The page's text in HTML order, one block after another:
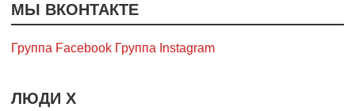
МЫ ВКОНТАКТЕ
Группа Facebook Группа Instagram
ЛЮДИ Х